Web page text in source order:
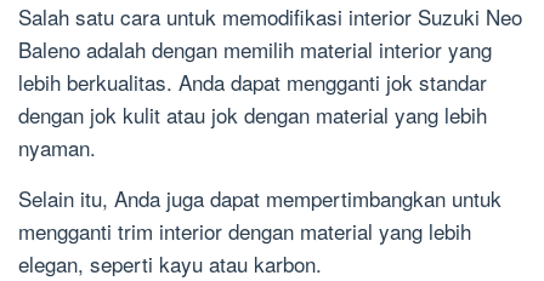
Salah satu cara untuk memodifikasi interior Suzuki Neo
Baleno adalah dengan memilih material interior yang
lebih berkualitas. Anda dapat mengganti jok standar
dengan jok kulit atau jok dengan material yang lebih
nyaman.
Selain itu, Anda juga dapat mempertimbangkan untuk
mengganti trim interior dengan material yang lebih
elegan, seperti kayu atau karbon.